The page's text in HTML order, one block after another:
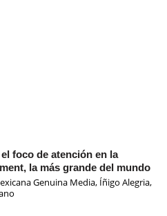
foco de atención en la
la más grande del mundo
Genuina Media, Íñigo Alegria,